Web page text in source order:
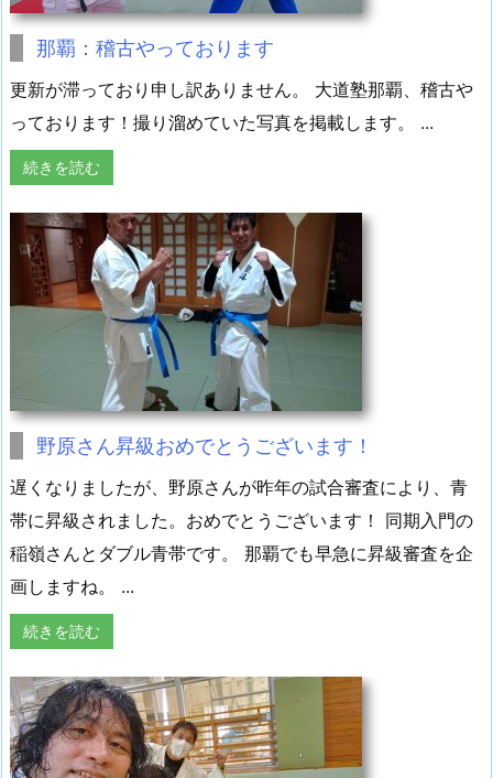
那覇：稽古やっております
更新が滞っており申し訳ありません。 大道塾那覇、稽古や
っております！撮り溜めていた写真を掲載します。 ...
続きを読む
野原さん昇級おめでとうございます！
遅くなりましたが、野原さんが昨年の試合審査により、青
帯に昇級されました。おめでとうございます！ 同期入門の
稲嶺さんとダブル青帯です。 那覇でも早急に昇級審査を企
画しますね。 ...
続きを読む